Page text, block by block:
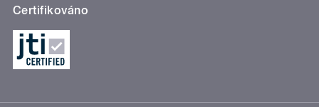
Certifikováno